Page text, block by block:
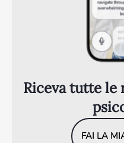
Riceva tutte le
FAI LA